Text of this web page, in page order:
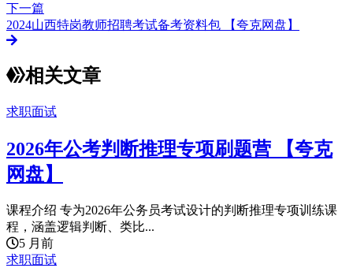
下一篇
2024山西特岗教师招聘考试备考资料包 【夸克网盘】
相关文章
求职面试
2026年公考判断推理专项刷题营 【夸克
网盘】
课程介绍 专为2026年公务员考试设计的判断推理专项训练课
程，涵盖逻辑判断、类比...
5 月前
求职面试